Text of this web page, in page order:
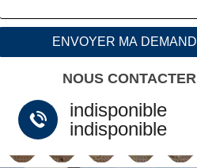
NOUS CONTACTER
indisponible
indisponible